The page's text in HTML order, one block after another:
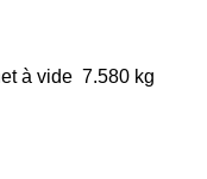
à vide 7.580 kg